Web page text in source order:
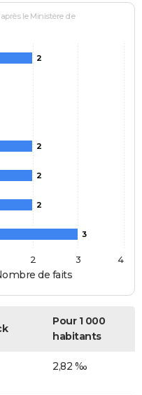
de faits
le Ministère de
2
2
2
2
3
2 3 4
Pour 1 000
habitants
2,82 ‰